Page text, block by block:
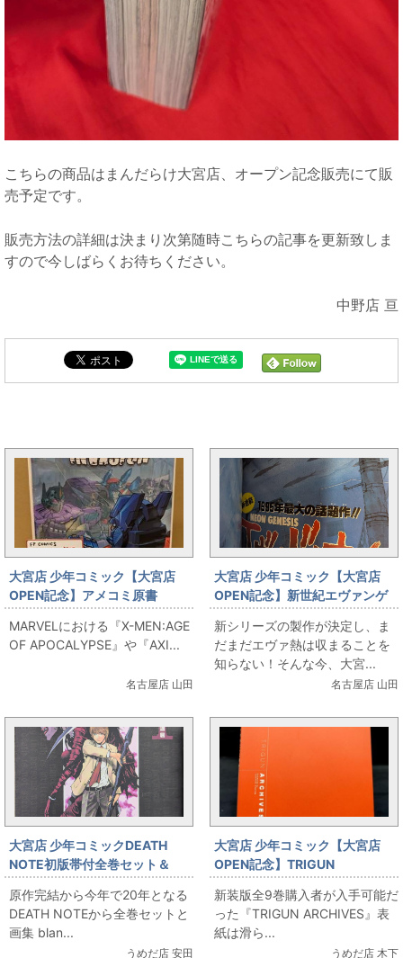
こちらの商品はまんだらけ大宮店、オープン記念販売にて販
売予定です。
販売方法の詳細は決まり次第随時こちらの記事を更新致しま
すので今しばらくお待ちください。
中野店 亘
大宮店 少年コミック【大宮店
OPEN記念】アメコミ原書
TRANSFORMERS:TIMELINES
出します！
MARVELにおける『X-MEN:AGE
OF APOCALYPSE』や『AXI...
名古屋店 山田
大宮店 少年コミック【大宮店
OPEN記念】新世紀エヴァンゲ
リオン第1話!!新連載号!!出しま
す!!
新シリーズの製作が決定し、ま
だまだエヴァ熱は収まることを
知らない！そんな今、大宮...
名古屋店 山田
大宮店 少年コミックDEATH
NOTE初版帯付全巻セット＆
blanc et noirを出します
原作完結から今年で20年となる
DEATH NOTEから全巻セットと
画集 blan...
うめだ店 安田
大宮店 少年コミック【大宮店
OPEN記念】TRIGUN
ARCHIVES&トライガン＋マキ
シマム9巻セット
新装版全9巻購入者が入手可能だ
った『TRIGUN ARCHIVES』表
紙は滑ら...
うめだ店 木下